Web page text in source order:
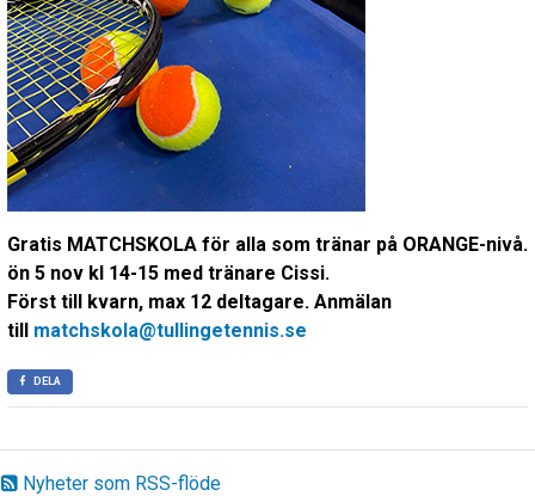
Nyheter som RSS-flöde
Gratis MATCHSKOLA för alla som tränar på ORANGE-nivå.
ön 5 nov kl 14-15 med tränare Cissi.
Först till kvarn, max 12 deltagare. Anmälan
till matchskola@tullingetennis.se
DELA